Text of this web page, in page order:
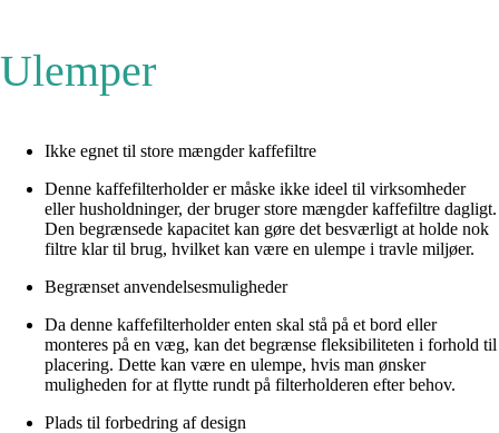
Ulemper
Ikke egnet til store mængder kaffefiltre
Denne kaffefilterholder er måske ikke ideel til virksomheder
eller husholdninger, der bruger store mængder kaffefiltre dagligt.
Den begrænsede kapacitet kan gøre det besværligt at holde nok
filtre klar til brug, hvilket kan være en ulempe i travle miljøer.
Begrænset anvendelsesmuligheder
Da denne kaffefilterholder enten skal stå på et bord eller
monteres på en væg, kan det begrænse fleksibiliteten i forhold til
placering. Dette kan være en ulempe, hvis man ønsker
muligheden for at flytte rundt på filterholderen efter behov.
Plads til forbedring af design